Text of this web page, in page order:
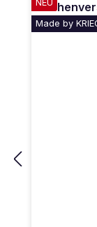
NEU
Made by
Magnet-